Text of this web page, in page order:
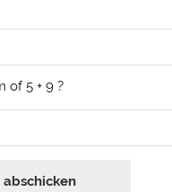
of 5 + 9 ?